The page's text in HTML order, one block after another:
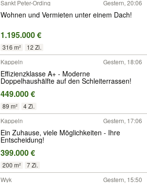
Sankt Peter-Ording
Gestern, 20:06
Wohnen und Vermieten unter einem Dach!
1.195.000 €
316 m²
12 Zi.
Kappeln
Gestern, 18:06
Effizienzklasse A+ - Moderne
Doppelhaushälfte auf den Schleiterrassen!
449.000 €
89 m²
4 Zi.
Kappeln
Gestern, 17:06
Ein Zuhause, viele Möglichkeiten - Ihre
Entscheidung!
399.000 €
200 m²
7 Zi.
Wyk
Gestern, 15:50